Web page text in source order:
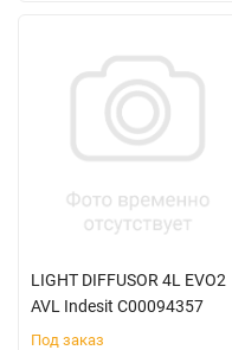
LIGHT DIFFUSOR 4L EVO2
AVL Indesit C00094357
Под заказ